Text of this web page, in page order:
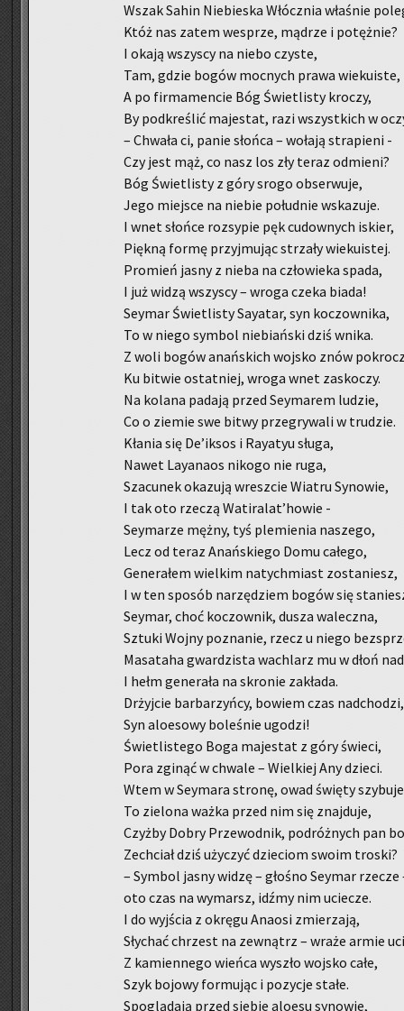
Wszak Sahin Nie­bie­ska Włócz­nia wła­śnie
Któż nas zatem wes­prze, mą­drze i po­tęż­nie?
I okają wszy­scy na niebo czy­ste,
Tam, gdzie bogów moc­nych prawa wie­ku­iste,
A po fir­ma­men­cie Bóg Świe­tli­sty kro­czy,
By pod­kre­ślić ma­je­stat, razi wszyst­kich w
– Chwa­ła ci, panie słoń­ca – wo­ła­ją stra­pie­ni -
Czy jest mąż, co nasz los zły teraz od­mie­ni?
Bóg Świe­tli­sty z góry srogo ob­ser­wu­je,
Jego miej­sce na nie­bie po­łu­dnie wska­zu­je.
I wnet słoń­ce roz­sy­pie pęk cu­dow­nych iskier,
Pięk­ną formę przyj­mu­jąc strza­ły wie­ku­istej.
Pro­mień jasny z nieba na czło­wie­ka spada,
I już widzą wszy­scy – wroga czeka biada!
Sey­mar Świe­tli­sty Say­atar, syn ko­czow­ni­ka,
To w niego sym­bol nie­biań­ski dziś wnika.
Z woli bogów anań­skich woj­sko znów
Ku bi­twie ostat­niej, wroga wnet za­sko­czy.
Na ko­la­na pa­da­ją przed Sey­ma­rem lu­dzie,
Co o zie­mie swe bitwy prze­gry­wa­li w tru­dzie.
Kła­nia się De’iksos i Ray­atyu sługa,
Nawet Lay­ana­os ni­ko­go nie ruga,
Sza­cu­nek oka­zu­ją wresz­cie Wia­tru Sy­no­wie,
I tak oto rze­czą Wa­ti­ra­lat’howie -
Sey­ma­rze mężny, tyś ple­mie­nia na­sze­go,
Lecz od teraz Anań­skie­go Domu ca­łe­go,
Ge­ne­ra­łem wiel­kim na­tych­miast zo­sta­niesz,
I w ten spo­sób na­rzę­dziem bogów się
Sey­mar, choć ko­czow­nik, dusza wa­lecz­na,
Sztu­ki Wojny po­zna­nie, rzecz u niego
Ma­sa­ta­ha gwar­dzi­sta wa­chlarz mu w dłoń
I hełm ge­ne­ra­ła na skro­nie za­kła­da.
Drżyj­cie bar­ba­rzyń­cy, bo­wiem czas nad­cho­dzi,
Syn alo­eso­wy bo­le­śnie ugo­dzi!
Świe­tli­ste­go Boga ma­je­stat z góry świe­ci,
Pora zgi­nąć w chwa­le – Wiel­kiej Any dzie­ci.
Wtem w Sey­ma­ra stro­nę, owad świę­ty
To zie­lo­na ważka przed nim się znaj­du­je,
Czyż­by Dobry Prze­wod­nik, po­dróż­nych pan
Ze­chciał dziś uży­czyć dzie­ciom swoim tro­ski?
– Sym­bol jasny widzę – gło­śno Sey­mar rze­cze
oto czas na wy­marsz, idźmy nim ucie­cze.
I do wyj­ścia z okrę­gu Ana­osi zmie­rza­ją,
Sły­chać chrzest na ze­wnątrz – wraże armie
Z ka­mien­ne­go wień­ca wy­szło woj­sko całe,
Szyk bo­jo­wy for­mu­jąc i po­zy­cje stałe.
Spo­glą­da­ją przed sie­bie alo­esu sy­no­wie,